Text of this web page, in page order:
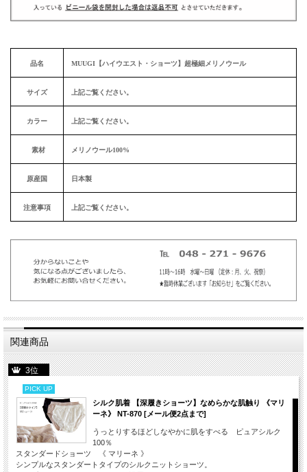
品名 MUUGI【ハイウエスト・ショーツ】超極細メリノウール
サイズ 上記ご覧ください。
カラー 上記ご覧ください。
素材 メリノウール100%
原産国 日本製
注意事項 上記ご覧ください。
関連商品
3位
PICK UP
シルク肌着 【深履きショーツ】なめらかな肌触り 《マリ
ーネ》 NT-870 [メール便2点まで]
うっとりするほどしなやかに肌をすべる ピュアシルク
100％
スタンダードショーツ 《 マリーネ 》
シンプルなスタンダートタイプのシルクニットショーツ。